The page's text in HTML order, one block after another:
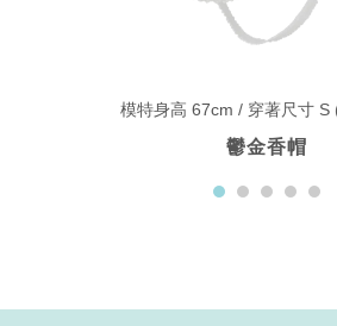
模特身高 67cm / 穿著尺寸 S
鬱金香帽